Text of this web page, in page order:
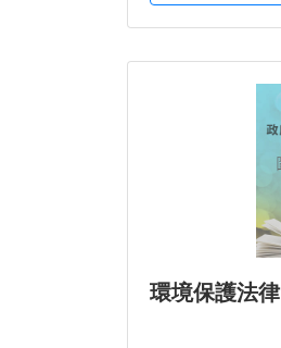
環境保護法律